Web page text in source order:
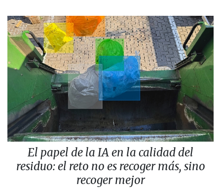
El papel de la IA en la calidad del
residuo: el reto no es recoger más, sino
recoger mejor